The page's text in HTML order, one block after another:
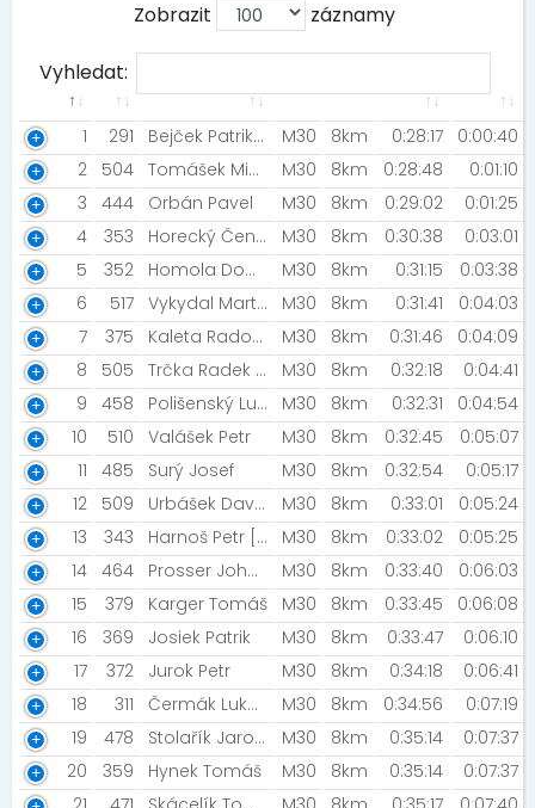
Zobrazit záznamy
Vyhledat:
1 291 Bejček Patrik [MIZUNO TEAM/NN Night run Team] M30 8km 0:28:17
0:00:40
2
504 Tomášek Michal [Běžeckétreninkyonline] M30 8km 0:28:48
0:01:10
3
444 Orbán Pavel M30 8km 0:29:02
0:01:25
4
353 Horecký Čeněk [MIZUNO TEAM / Novis Team] M30 8km 0:30:38
0:03:01
5
352 Homola Dominik M30 8km 0:31:15
0:03:38
6
517 Vykydal Martin [Dělám, co mě baví ] M30 8km 0:31:41
0:04:03
7
375 Kaleta Radomir [Fico!] M30 8km 0:31:46
0:04:09
8
505 Trčka Radek [Lačnov] M30 8km 0:32:18
0:04:41
9
458 Polišenský Luboš [Autoškola Polišenský] M30 8km 0:32:31
0:04:54
10
510 Valášek Petr M30 8km 0:32:45
0:05:07
11
485 Surý Josef M30 8km 0:32:54
0:05:17
12
509 Urbášek David M30 8km 0:33:01
0:05:24
13
343 Harnoš Petr [Elm trade racing Kolín] M30 8km 0:33:02
0:05:25
14 464 Prosser Johnny [www.vladimirsafr.com] M30 8km 0:33:40
0:06:03
15
379 Karger Tomáš M30 8km 0:33:45
0:06:08
16
369 Josiek Patrik M30 8km 0:33:47
0:06:10
17
372 Jurok Petr M30 8km 0:34:18
0:06:41
18
311 Čermák Lukáš [PSK OLYMP PRAHA] M30 8km 0:34:56
0:07:19
19
478 Stolařík Jaroslav M30 8km 0:35:14
0:07:37
20
359 Hynek Tomáš M30 8km 0:35:14
0:07:37